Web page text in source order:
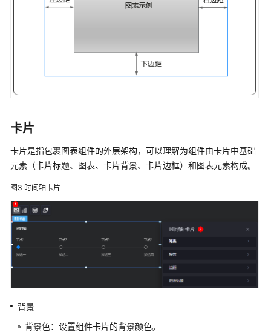
应
流
程
购
买
大
用
实
卡片
卡片是指包裹图表组件的外层架构，可以理解为组件由卡片中基础
元素（卡片标题、图表、卡片背景、卡片边框）和图表元素构成。
图3 时间轴卡片
背景
背景色：设置组件卡片的背景颜色。